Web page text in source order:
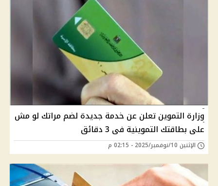
وزارة التموين تعلن عن خدمة جديدة لضم مراتك لو مش
على بطاقتك التموينية فى 3 دقائق
الإثنين 10/نوفمبر/2025 - 02:15 م